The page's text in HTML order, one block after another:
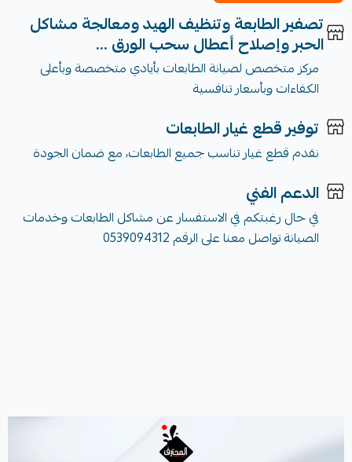
تصفير الطابعة وتنظيف الهيد ومعالجة مشاكل
الحبر وإصلاح أعطال سحب الورق ...
مركز متخصص لصيانة الطابعات بأيادي متخصصة وبأعلى
الكفاءات وبأسعار تنافسية
توفير قطع غيار الطابعات
نقدم قطع غيار تناسب جميع الطابعات، مع ضمان الجودة
الدعم الفني
في حال رغبتكم في الاستفسار عن مشاكل الطابعات وخدمات
الصيانة تواصل معنا على الرقم 0539094312